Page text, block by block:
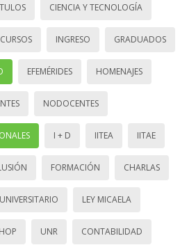
CIENCIA Y TECNOLOGÍA
CURSOS INGRESO GRADUADOS
EFEMÉRIDES HOMENAJES
NODOCENTES
I + D IITEA IITAE
FORMACIÓN CHARLAS
LEY MICAELA
UNR CONTABILIDAD